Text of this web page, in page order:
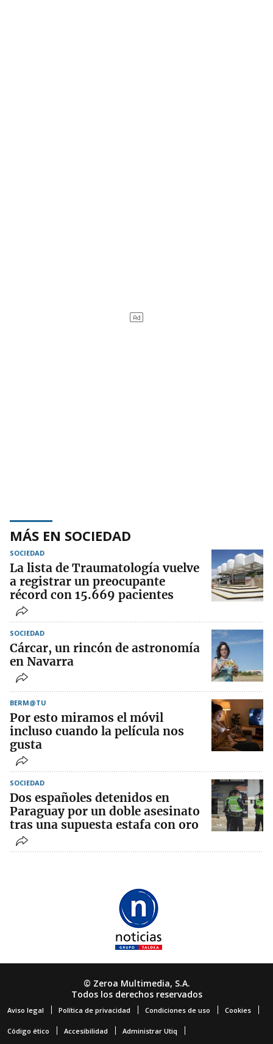
MÁS EN SOCIEDAD
SOCIEDAD
La lista de Traumatología vuelve
a registrar un preocupante
récord con 15.669 pacientes
SOCIEDAD
Cárcar, un rincón de astronomía
en Navarra
BERM@TU
Por esto miramos el móvil
incluso cuando la película nos
gusta
SOCIEDAD
Dos españoles detenidos en
Paraguay por un doble asesinato
tras una supuesta estafa con oro
© Zeroa Multimedia, S.A.
Todos los derechos reservados
Aviso legal Política de privacidad Condiciones de uso Cookies
Código ético Accesibilidad Administrar Utiq